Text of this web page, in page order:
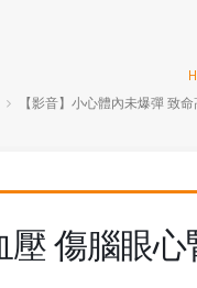
【影音】小心體內未爆彈 致
傷腦眼心